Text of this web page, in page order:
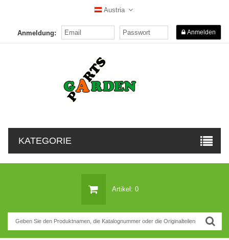
Austria
Anmeldung: Anmelden
KATEGORIE
Artikel: 0